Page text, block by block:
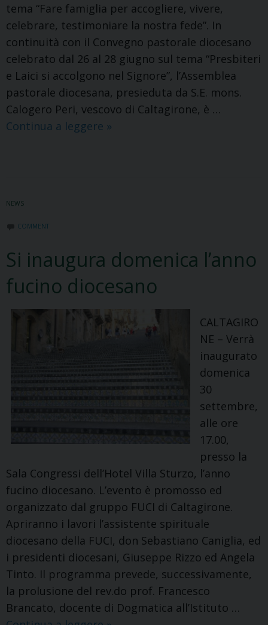
tema “Fare famiglia per accogliere, vivere,
celebrare, testimoniare la nostra fede”. In
continuità con il Convegno pastorale diocesano
celebrato dal 26 al 28 giugno sul tema “Presbiteri
e Laici si accolgono nel Signore”, l’Assemblea
pastorale diocesana, presieduta da S.E. mons.
Calogero Peri, vescovo di Caltagirone, è …
Continua a leggere Famiglia
per
pastorale
»
NEWS
COMMENT
Si inaugura domenica l’anno
fucino diocesano
CALTAGIRO
NE – Verrà
inaugurato
domenica
30
settembre,
alle ore
17.00,
presso la
Sala Congressi dell’Hotel Villa Sturzo, l’anno
fucino diocesano. L’evento è promosso ed
organizzato dal gruppo FUCI di Caltagirone.
Apriranno i lavori l’assistente spirituale
diocesano della FUCI, don Sebastiano Caniglia, ed
i presidenti diocesani, Giuseppe Rizzo ed Angela
Tinto. Il programma prevede, successivamente,
la prolusione del rev.do prof. Francesco
Brancato, docente di Dogmatica all’Istituto …